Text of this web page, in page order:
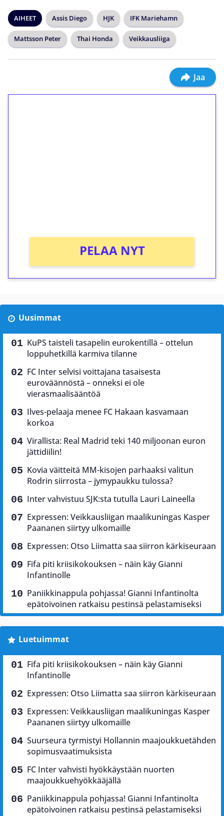
AIHEET Assis Diego HJK IFK Mariehamn
Mattsson Peter Thai Honda Veikkausliiga
Jaa
PELAA NYT
Uusimmat
KuPS taisteli tasapelin eurokentillä – ottelun
loppuhetkillä karmiva tilanne
FC Inter selvisi voittajana tasaisesta
euroväännöstä – onneksi ei ole
vierasmaalisääntöä
Ilves-pelaaja menee FC Hakaan kasvamaan
korkoa
Virallista: Real Madrid teki 140 miljoonan euron
jättidiilin!
Kovia väitteitä MM-kisojen parhaaksi valitun
Rodrin siirrosta – jymypaukku tulossa?
Inter vahvistuu SJK:sta tutulla Lauri Laineella
Expressen: Veikkausliigan maalikuningas Kasper
Paananen siirtyy ulkomaille
Expressen: Otso Liimatta saa siirron kärkiseuraan
Fifa piti kriisikokouksen – näin käy Gianni
Infantinolle
Paniikkinappula pohjassa! Gianni Infantinolta
epätoivoinen ratkaisu pestinsä pelastamiseksi
Luetuimmat
Fifa piti kriisikokouksen – näin käy Gianni
Infantinolle
Expressen: Otso Liimatta saa siirron kärkiseuraan
Expressen: Veikkausliigan maalikuningas Kasper
Paananen siirtyy ulkomaille
Suurseura tyrmistyi Hollannin maajoukkuetähden
sopimusvaatimuksista
FC Inter vahvisti hyökkäystään nuorten
maajoukkuehyökkääjällä
Paniikkinappula pohjassa! Gianni Infantinolta
epätoivoinen ratkaisu pestinsä pelastamiseksi